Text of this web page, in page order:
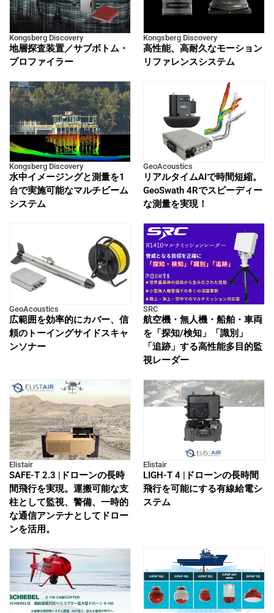
Kongsberg Discovery
地層探査装置／サブボトム・
プロファイラー
Kongsberg Discovery
高性能、高耐久なモーション
リファレンスシステム
Kongsberg Discovery
水中イメージングと測量を1
台で実施可能なマルチビーム
システム
GeoAcoustics
リアルタイムAIで時間短縮。
GeoSwath 4Rでスピーディー
な測量を実現！
GeoAcoustics
広範囲を効率的にカバー、信
頼のトーイングサイドスキャ
ンソナー
SRC
航空機・無人機・船舶・車両
を「探知/検知」「識別」
「追跡」する高性能多目的監
視レーダー
Elistair
SAFE-T 2.3 |ドローンの長時
間飛行を実現。運搬可能な支
柱として監視、警備、一時的
な通信アンテナとしてドロー
ンを活用。
Elistair
LIGH-T 4 |ドローンの長時間
飛行を可能にする有線給電シ
ステム